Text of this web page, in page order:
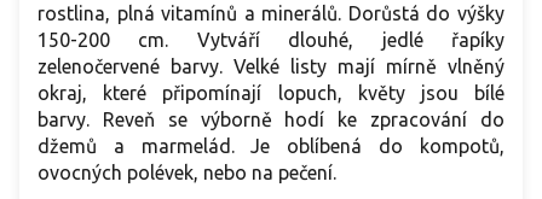
rostlina, plná vitamínů a minerálů. Dorůstá do výšky
150-200 cm. Vytváří dlouhé, jedlé řapíky
zelenočervené barvy. Velké listy mají mírně vlněný
okraj, které připomínají lopuch, květy jsou bílé
barvy. Reveň se výborně hodí ke zpracování do
džemů a marmelád. Je oblíbená do kompotů,
ovocných polévek, nebo na pečení.